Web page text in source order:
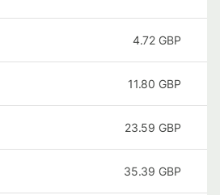
4.72 GBP
11.80 GBP
23.59 GBP
35.39 GBP